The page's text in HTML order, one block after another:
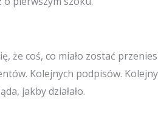
że coś, co miało zostać
Kolejnych podpisów.
jakby działało.